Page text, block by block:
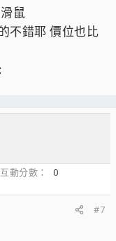
鼠
不錯耶 價位也比
互動分數
0
#7